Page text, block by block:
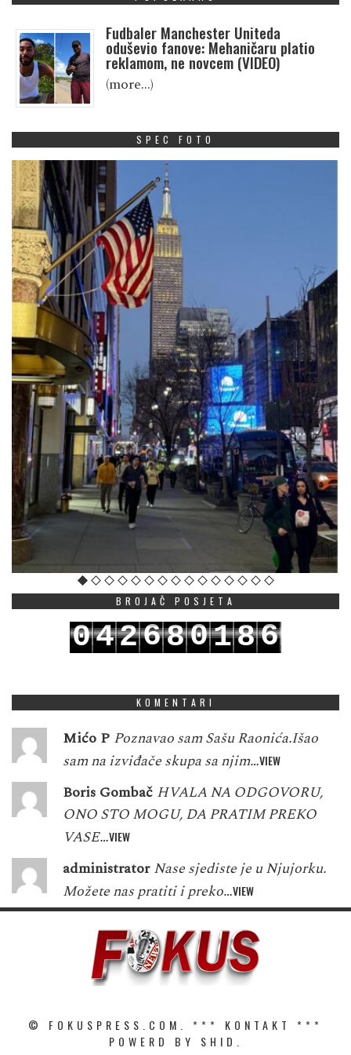
Fudbaler Manchester Uniteda
oduševio fanove: Mehaničaru platio
reklamom, ne novcem (VIDEO)
(more…)
SPEC FOTO
BROJAČ POSJETA
042680186
KOMENTARI
Mićo P Poznavao sam Sašu Raonića.Išao
sam na izviđače skupa sa njim…VIEW
Boris Gombač HVALA NA ODGOVORU,
ONO STO MOGU, DA PRATIM PREKO
VASE…VIEW
administrator Nase sjediste je u Njujorku.
Možete nas pratiti i preko…VIEW
© FOKUSPRESS.COM. *** KONTAKT
***
POWERD BY SHID.